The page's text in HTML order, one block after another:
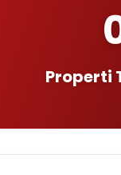
Properti